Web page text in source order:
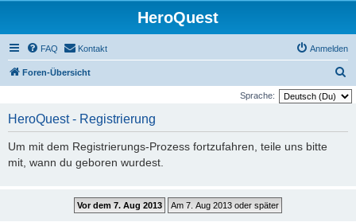
HeroQuest
FAQ Kontakt Anmelden
Foren-Übersicht
u
Sprache:
HeroQuest - Registrierung
Um mit dem Registrierungs-Prozess fortzufahren, teile uns bitte
mit, wann du geboren wurdest.